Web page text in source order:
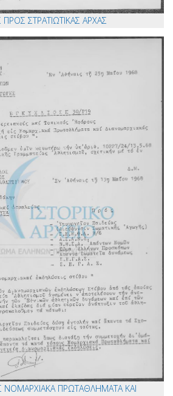
ΠΡΟΣ ΣΤΡΑΤΙΩΤΙΚΑΣ ΑΡΧΑΣ
ΝΟΜΑΡΧΙΑΚΑ ΠΡΩΤΑΘΛΗΜΑΤΑ ΚΑΙ